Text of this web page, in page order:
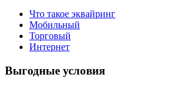
Что такое эквайринг
Мобильный
Торговый
Интернет
Выгодные условия